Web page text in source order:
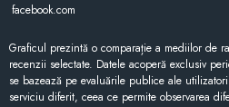
facebook.com
Graficul prezintă o comparație a mediilor de
recenzii selectate. Datele acoperă exclusiv
se bazează pe evaluările publice ale
serviciu diferit, ceea ce permite observarea